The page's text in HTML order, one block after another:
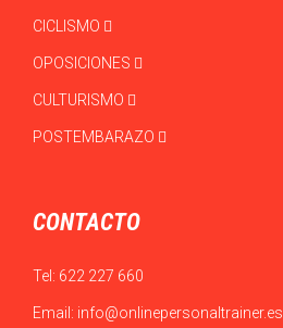
CICLISMO
OPOSICIONES
CULTURISMO
POSTEMBARAZO
CONTACTO
Tel: 622 227 660
Email: info@onlinepersonaltrainer.es